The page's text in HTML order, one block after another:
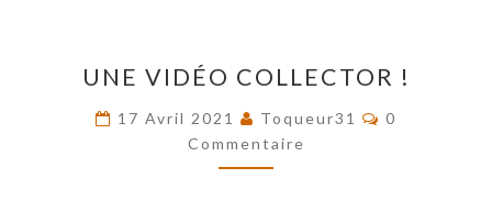
VIDÉO
!
UNE VIDÉO COLLECTOR !
17 Avril 2021 Toqueur31
0
Commentaire